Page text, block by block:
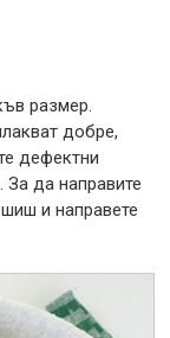
размер.
добре,
дефектни
За да направите
и направете